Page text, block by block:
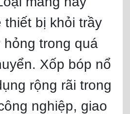
thiết bị khỏi trầy
trong quá
Xốp bóp nổ
rộng rãi trong
nghiệp, giao